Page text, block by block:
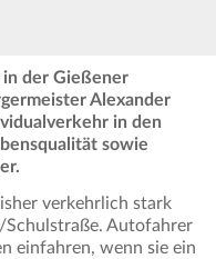
in der Gießener
Alexander
in den
sowie
verkehrlich stark
Autofahrer
einfahren, wenn sie ein